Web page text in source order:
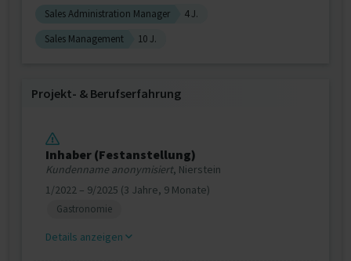
Sales Administration Manager
4 J.
Sales Management
10 J.
Projekt‐ & Berufserfahrung
Inhaber (Festanstellung)
Kundenname anonymisiert, Nierstein
1/2022 – 9/2025 (3 Jahre, 9 Monate)
Gastronomie
Details anzeigen